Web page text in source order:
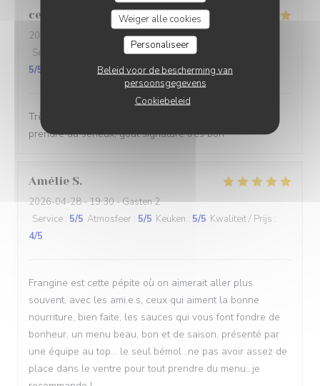
Weiger alle cookies
Personaliseer
Beleid voor de bescherming van
persoonsgegevens
Cookiebeleid
cecile
2026-04-30
- 20:00 - Gasten 4
Service
Atmosfeer:5/5 Keuken:5
5/5
Très bon rapport qualité prix, service sérieux sans se
prendre au sérieux, goût signature très bon
Amélie S
2026-04-28- 19:30 - Gasten 2
Service : 5/5 Atmosfeer : 5/5 Keuken : 5/5 Kwaliteit / Prijs :
4/5
Frangine est cette pépite où on aimerait aller plus
souvent, avec les ami.e.s, ceux qui aiment la bonne
nourriture, bien faite, les sauces qui vous font fondre de
bonheur, un menu beau, bon et de saison, présenté par
une équipe au top... le seul bémol...ne pas avoir assez de
place dans le ventre pour tout prendre du menu...je